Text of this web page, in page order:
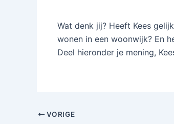
Wat denk jij? Heeft Kees
wonen in een woonwijk? En
Deel hieronder je mening,
VORIGE